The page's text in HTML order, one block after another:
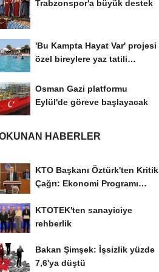
Trabzonspor'a büyük destek
'Bu Kampta Hayat Var' projesi
özel bireylere yaz tatili
Osman Gazi platformu
Eylül'de göreve başlayacak
HABERLER
KTO Başkanı Öztürk'ten Kritik
Çağrı: Ekonomi Programı
KTOTEK'ten sanayiciye
rehberlik
Bakan Şimşek: İşsizlik yüzde
7,6'ya düştü